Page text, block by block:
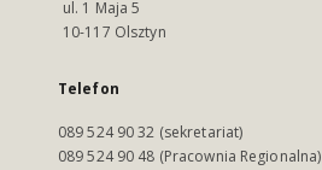
ul. 1 Maja 5
10-117 Olsztyn
Telefon
089 524 90 32 (sekretariat)
089 524 90 48 (Pracownia Regionalna)